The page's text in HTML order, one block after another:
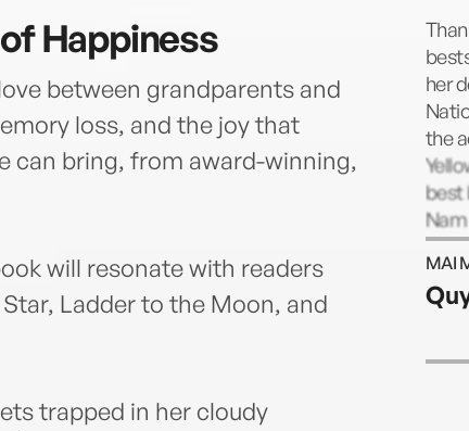
Happiness
between grandparents and
loss, and the joy that
can bring, from award-winning,
will resonate with readers
Ladder to the Moon, and
trapped in her cloudy
her
the
best
To
Viet
MAI